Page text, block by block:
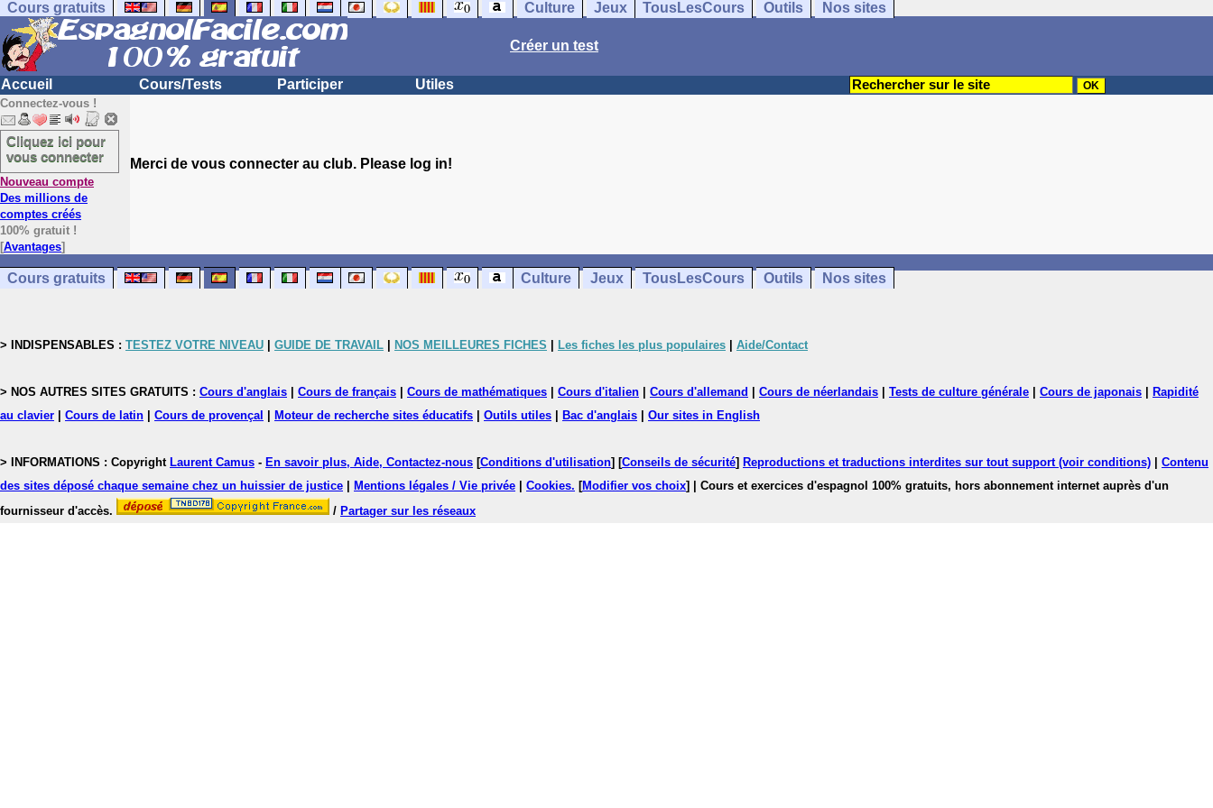
Cours gratuits Culture Jeux TousLesCours Outils Nos sites
Créer un test
Accueil Cours/Tests Participer Utiles
Connectez-vous !
Cliquez ici pour
vous connecter
Nouveau compte
Des millions de
comptes créés
100% gratuit !
[Avantages]
Merci de vous connecter au club. Please log in!
Cours gratuits Culture Jeux TousLesCours Outils Nos sites
> INDISPENSABLES : TESTEZ VOTRE NIVEAU GUIDE DE TRAVAIL NOS MEILLEURES FICHES Les fiches les plus populaires Aide/Contact
> NOS AUTRES SITES GRATUITS : Cours d'anglais Cours de français Cours de mathématiques Cours d'italien Cours d'allemand Cours de néerlandais Tests de culture générale Cours de japonais
Rapidité
au clavier
Cours de latin Cours de provençal Moteur de recherche sites éducatifs Outils utiles Bac d'anglais Our sites in English
> INFORMATIONS : Copyright Laurent Camus - En savoir plus, Aide, Contactez-nous [Conditions d'utilisation] [Conseils de sécurité] Reproductions et traductions interdites sur tout support (voir conditions)
Contenu
des sites déposé chaque semaine chez un huissier de justice
Mentions légales / Vie privée Cookies. [Modifier vos choix]
| Cours et exercices d'espagnol 100% gratuits, hors abonnement internet auprès d'un
fournisseur d'accès.
/ Partager sur les réseaux